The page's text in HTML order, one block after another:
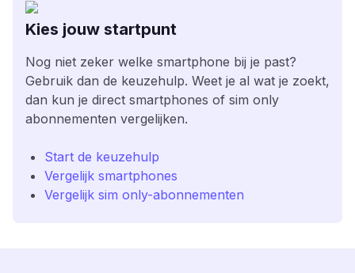
Kies jouw startpunt
Nog niet zeker welke smartphone bij je past?
Gebruik dan de keuzehulp. Weet je al wat je zoekt,
dan kun je direct smartphones of sim only
abonnementen vergelijken.
Start de keuzehulp
Vergelijk smartphones
Vergelijk sim only-abonnementen